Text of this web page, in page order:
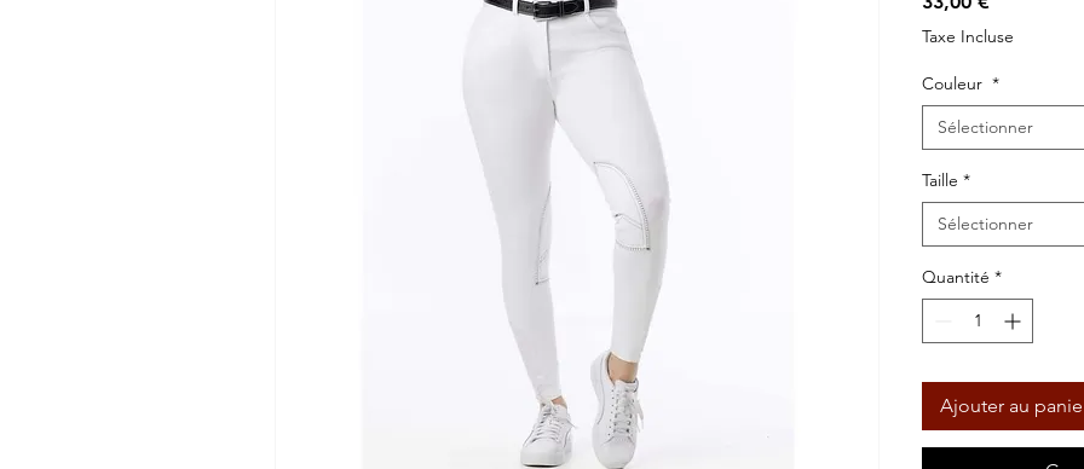
Taxe Incluse
Couleur *
Sélectionner
Taille *
Sélectionner
Quantité *
Ajouter au